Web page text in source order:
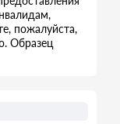
пожалуйста,
Образец